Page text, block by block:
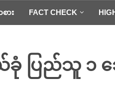
ား FACT CHECK
ပြည်သူ ၁ သ